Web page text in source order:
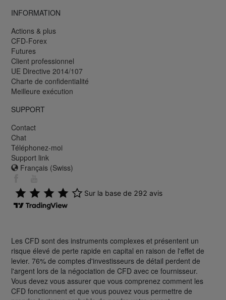
INFORMATION
Actions & plus
CFD-Forex
Futures
Client professionnel
UE Directive 2014/107
Charte de confidentialité
Meilleure exécution
SUPPORT
Contact
Chat
Téléphonez-moi
Support link
Français (Swiss)
Les CFD sont des instruments complexes et présentent un
risque élevé de perte rapide en capital en raison de l'effet de
levier. 76% de comptes d'investisseurs de détail perdent de
l'argent lors de la négociation de CFD avec ce fournisseur.
Vous devez vous assurer que vous comprenez comment les
CFD fonctionnent et que vous pouvez vous permettre de